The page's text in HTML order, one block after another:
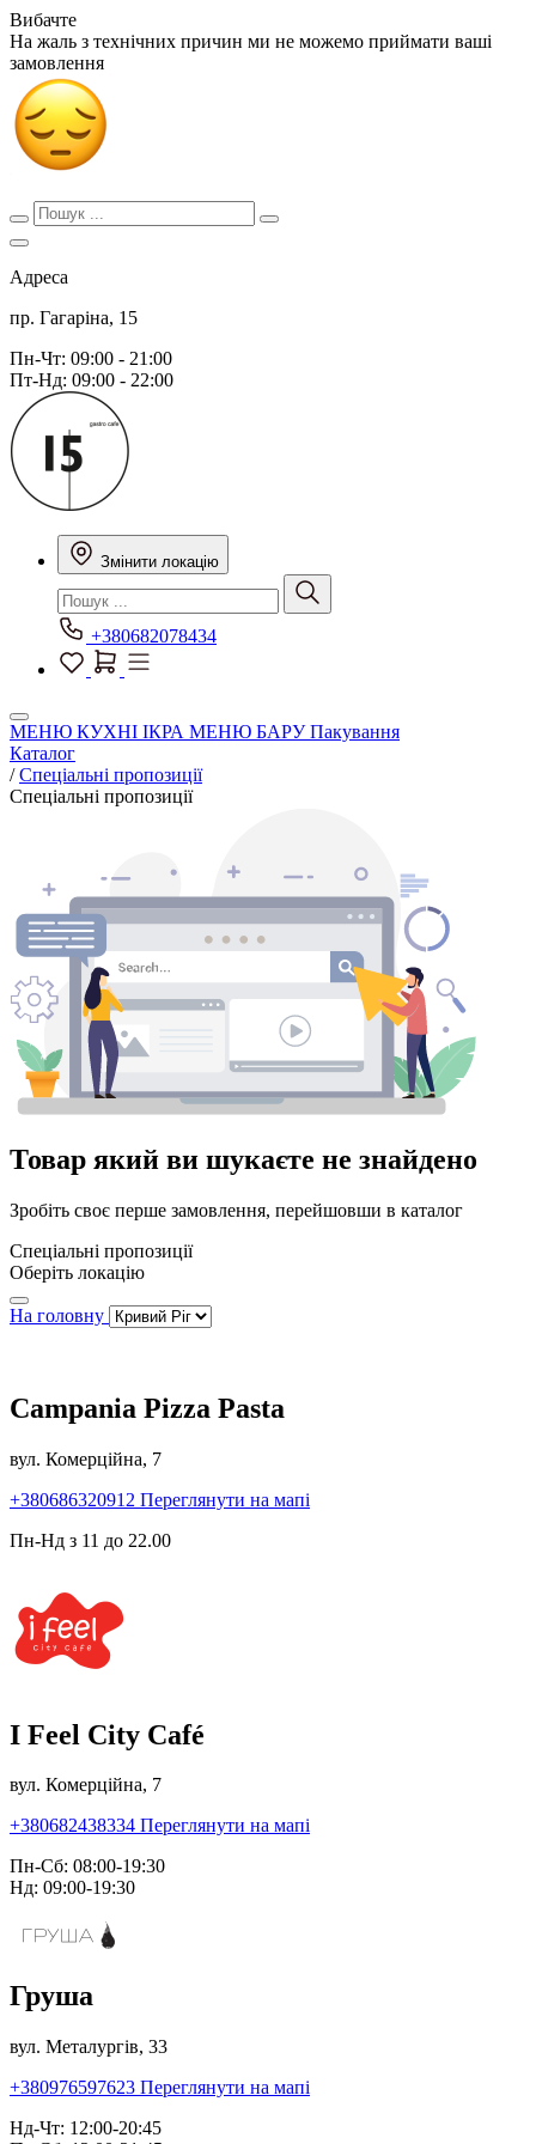
Вибачте
На жаль з технічних причин ми не можемо приймати ваші
замовлення
Адреса
пр. Гагаріна, 15
Пн-Чт: 09:00 - 21:00
Пт-Нд: 09:00 - 22:00
Змінити локацію
+380682078434
МЕНЮ КУХНІ ІКРА МЕНЮ БАРУПакування
Каталог
/ Спеціальні пропозиції
Спеціальні пропозиції
Товар який ви шукаєте не знайдено
Зробіть своє перше замовлення, перейшовши в каталог
Спеціальні пропозиції
Оберіть локацію
На головну
Campania Pizza Pasta
вул. Комерційна, 7
+380686320912 Переглянути на мапі
Пн-Нд з 11 до 22.00
I Feel City Café
вул. Комерційна, 7
+380682438334 Переглянути на мапі
Пн-Сб: 08:00-19:30
Нд: 09:00-19:30
Груша
вул. Металургів, 33
+380976597623 Переглянути на мапі
Нд-Чт: 12:00-20:45